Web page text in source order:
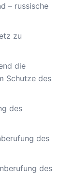
– russische
zu
die
Schutze des
des
des
des